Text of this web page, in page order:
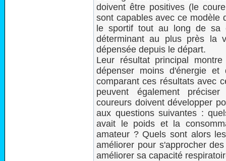
doivent être positives (le
sont capables avec ce modèle
le sportif tout au long de sa
déterminant au plus près la
dépensée depuis le départ.
Leur résultat principal
dépenser moins d'énergie
comparant ces résultats avec
peuvent également
coureurs doivent développer
aux questions suivantes :
avait le poids et la
amateur ? Quels sont alors
améliorer pour s'approcher
améliorer sa capacité